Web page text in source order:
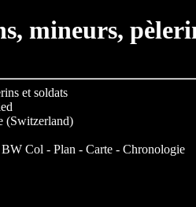
mineurs,
et soldats
(Switzerland)
Col - Plan - Carte - Chronologie